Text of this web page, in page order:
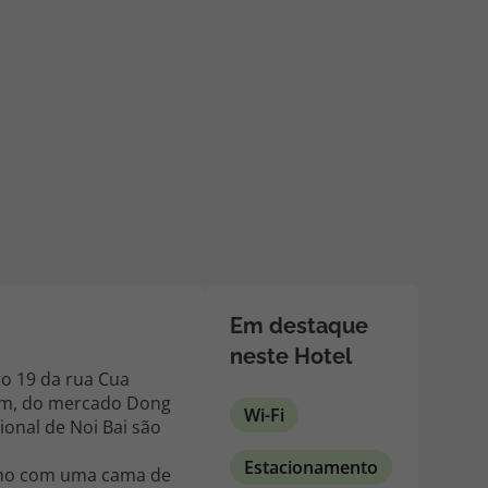
19 da rua Cua
do mercado Dong
de Noi Bai são
com uma cama de
Em destaque
neste Hotel
Wi-Fi
Estacionamento